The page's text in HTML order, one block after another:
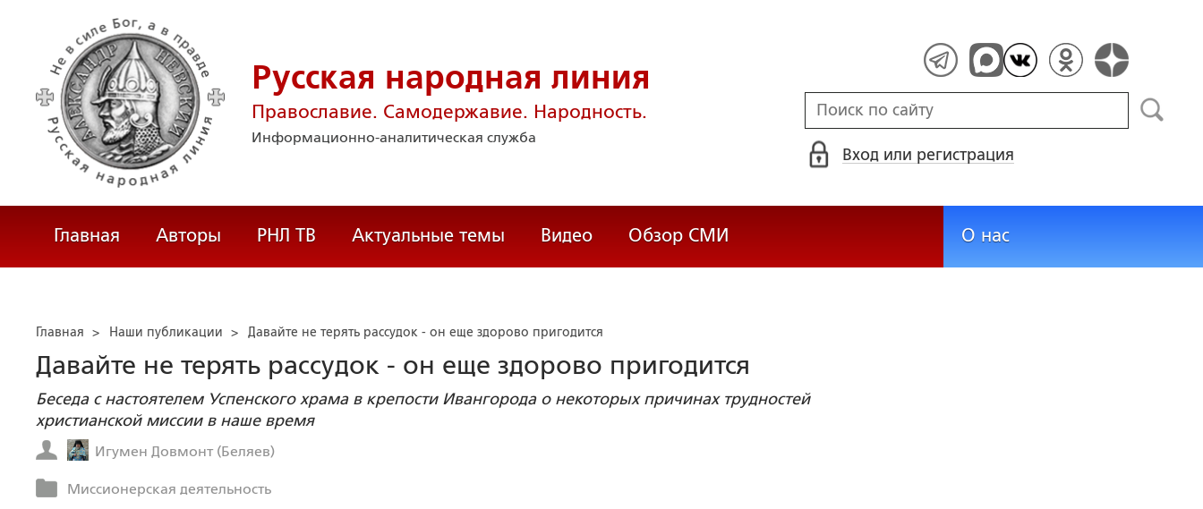
Русская народная линия
Православие. Самодержавие. Народность.
Информационно-аналитическая служба
Вход или регистрация
Главная Авторы РНЛ ТВ Актуальные темы Видео Обзор СМИ О нас
Главная > Наши публикации > Давайте не терять рассудок - он еще здорово пригодится
Давайте не терять рассудок - он еще здорово пригодится
Беседа с настоятелем Успенского храма в крепости Ивангорода о некоторых причинах трудностей
христианской миссии в наше время
Игумен Довмонт (Беляев)
Миссионерская деятельность